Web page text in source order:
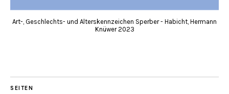
Art-, Geschlechts- und Alterskennzeichen Sperber - Habicht, Hermann
Knüwer 2023
SEITEN